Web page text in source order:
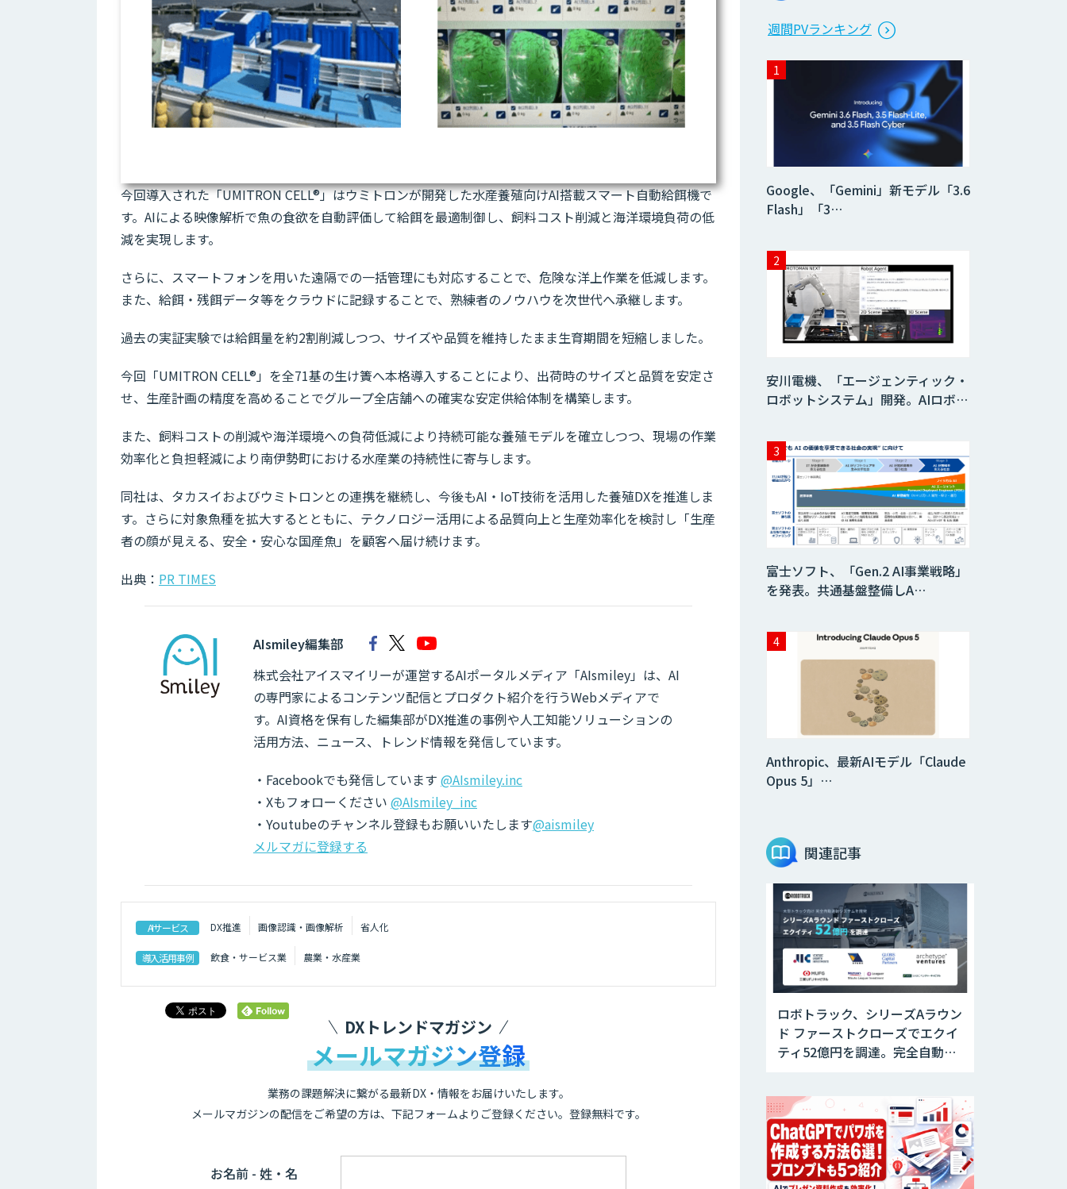
今回導入された「UMITRON CELL®」はウミトロンが開発した水産養殖向けAI搭載スマート自動給餌機で
す。AIによる映像解析で魚の食欲を自動評価して給餌を最適制御し、飼料コスト削減と海洋環境負荷の低
減を実現します。
さらに、スマートフォンを用いた遠隔での一括管理にも対応することで、危険な洋上作業を低減します。
また、給餌・残餌データ等をクラウドに記録することで、熟練者のノウハウを次世代へ承継します。
過去の実証実験では給餌量を約2割削減しつつ、サイズや品質を維持したまま生育期間を短縮しました。
今回「UMITRON CELL®」を全71基の生け簀へ本格導入することにより、出荷時のサイズと品質を安定さ
せ、生産計画の精度を高めることでグループ全店舗への確実な安定供給体制を構築します。
また、飼料コストの削減や海洋環境への負荷低減により持続可能な養殖モデルを確立しつつ、現場の作業
効率化と負担軽減により南伊勢町における水産業の持続性に寄与します。
同社は、タカスイおよびウミトロンとの連携を継続し、今後もAI・IoT技術を活用した養殖DXを推進しま
す。さらに対象魚種を拡大するとともに、テクノロジー活用による品質向上と生産効率化を検討し「生産
者の顔が見える、安全・安心な国産魚」を顧客へ届け続けます。
出典： PR TIMES
AIsmiley編集部
株式会社アイスマイリーが運営するAIポータルメディア「AIsmiley」は、AI
の専門家によるコンテンツ配信とプロダクト紹介を行うWebメディアで
す。AI資格を保有した編集部がDX推進の事例や人工知能ソリューションの
活用方法、ニュース、トレンド情報を発信しています。
・Facebookでも発信しています @AIsmiley.inc
・Xもフォローください @AIsmiley_inc
・Youtubeのチャンネル登録もお願いいたします@aismiley
メルマガに登録する
AIサービス DX推進 画像認識・画像解析 省人化
導入活用事例 飲食・サービス業 農業・水産業
DXトレンドマガジン
メールマガジン登録
業務の課題解決に繋がる最新DX・情報をお届けいたします。
メールマガジンの配信をご希望の方は、下記フォームよりご登録ください。登録無料です。
お名前 - 姓・名
顔認証・物体検出
向け画像データ販
売サービス
Suite｜Gravio –
画像認識AI活用サ
ルツイン領域のAI
開発
AI開発・伴走支
援・内製化支援
オーダーメイドAI
開発
StellaController
2.0
検図・照査AI
ID ZERO（アイデ
ィーゼロ）
ション kizkia
消耗品管理クラウ
ド
は「Safe AI
Gateway」
Preferred
Networks Visual
Inspection
週間PVランキング
Google、「Gemini」新モデル「3.6
Flash」「3…
安川電機、「エージェンティック・
ロボットシステム」開発。AIロボ…
富士ソフト、「Gen.2 AI事業戦略」
を発表。共通基盤整備しA…
Anthropic、最新AIモデル「Claude
Opus 5」…
関連記事
ロボトラック、シリーズAラウン
ド ファーストクローズでエクイ
ティ52億円を調達。完全自動運